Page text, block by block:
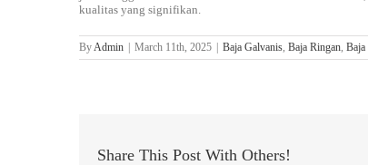
kualitas yang signifikan.
ByAdmin | March 11th, 2025 | Baja Galvanis, Baja Ringan, Baja
Share This Post With Others!